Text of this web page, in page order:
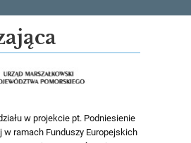
w projekcie pt. Podniesienie
ramach Funduszy Europejskich